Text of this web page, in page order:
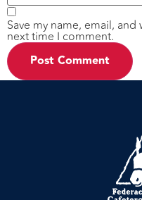
Save my name, email,
next time I comment.